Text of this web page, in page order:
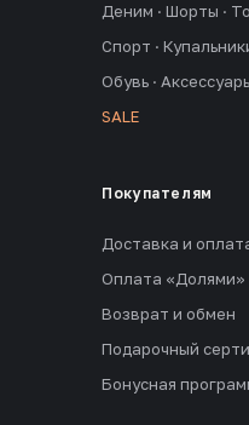
Деним · Шорты ·
Спорт ·
Обувь ·
SALE
Покупателям
Доставка и
Оплата «Долями»
Возврат и обмен
Подарочный
Бонусная